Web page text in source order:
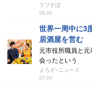
ラブすぽ
08:00
世界一周中に3
居酒屋を営む
元市役所職員と
会ったという
よろず~ニュース
07:00